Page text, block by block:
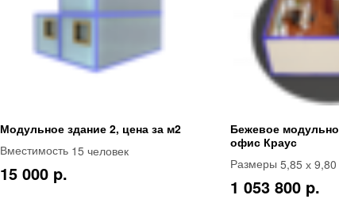
Модульное здание 2, цена за м2
Вместимость 15 человек
15 000 p.
Бежевое
офис Краус
Размеры 5,85 х
1 053 800 p.